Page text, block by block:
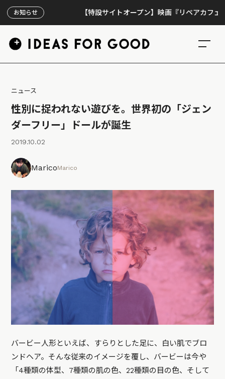
お知らせ 【特設サイトオープン】映画『リペアカフェ』、上
ニュース
性別に捉われない遊びを。世界初の「ジェン
ダーフリー」ドールが誕生
2019.10.02
MaricoMarico
バービー人形といえば、すらりとした足に、白い肌でブロ
ンドヘア。そんな従来のイメージを覆し、バービーは今や
「4種類の体型、7種類の肌の色、22種類の目の色、そして